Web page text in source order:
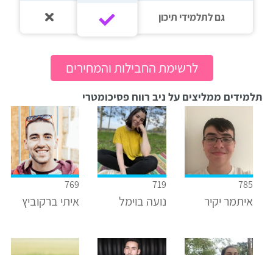
גם לתלמידי תיכון‎‏
לרשימת החבילות והמחירים
תלמידים ממליצים על ניב רווח פסיכומטרי
785
איתמר יקיר
719
נועה בוימל
769
איתי ברקוביץ